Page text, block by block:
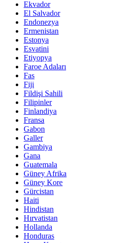
Ekvador
El Salvador
Endonezya
Ermenistan
Estonya
Esvatini
Etiyopya
Faroe Adaları
Fas
Fiji
Fildişi Sahili
Filipinler
Finlandiya
Fransa
Gabon
Galler
Gambiya
Gana
Guatemala
Güney Afrika
Güney Kore
Gürcistan
Haiti
Hindistan
Hırvatistan
Hollanda
Honduras